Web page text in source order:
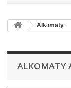
Alkomaty
ALKOMATY